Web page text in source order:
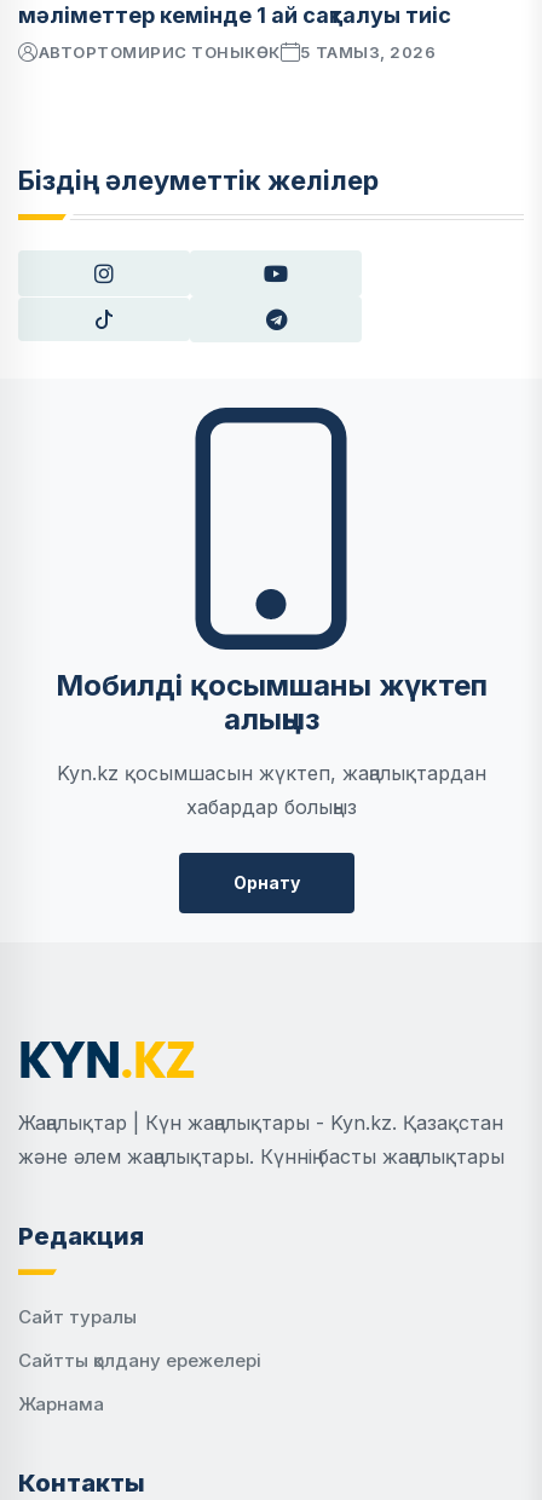
мәліметтер кемінде 1 ай сақталуы тиіс
АВТОРТОМИРИС ТОНЫКӨК 5 ТАМЫЗ, 2026
Біздің әлеуметтік желілер
Мобилді қосымшаны жүктеп
алыңыз
Kyn.kz қосымшасын жүктеп, жаңалықтардан
хабардар болыңыз
Орнату
Жаңалықтар | Күн жаңалықтары - Kyn.kz. Қазақстан
және әлем жаңалықтары. Күннің басты жаңалықтары
Редакция
Сайт туралы
Сайтты қолдану ережелері
Жарнама
Контакты